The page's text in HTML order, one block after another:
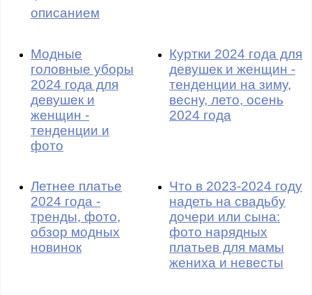
описанием
Модные
головные уборы
2024 года для
девушек и
женщин -
тенденции и
фото
Куртки 2024 года для
девушек и женщин -
тенденции на зиму,
весну, лето, осень
2024 года
Летнее платье
2024 года -
тренды, фото,
обзор модных
новинок
Что в 2023-2024 году
надеть на свадьбу
дочери или сына:
фото нарядных
платьев для мамы
жениха и невесты